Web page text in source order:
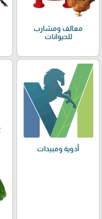
معالف ومشارب
للحيوانات
أدوية ومبيدات